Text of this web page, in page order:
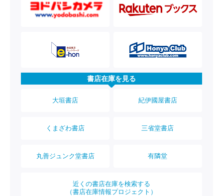
書店在庫を見る
大垣書店 紀伊國屋書店
くまざわ書店 三省堂書店
丸善ジュンク堂書店 有隣堂
近くの書店在庫を検索する
（書店在庫情報プロジェクト）